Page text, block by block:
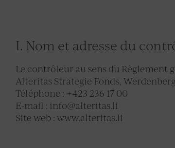
I. Nom et adresse du
Le contrôleur au sens du Règlement
Alteritas Strategie Fonds,
Téléphone : +423 236 17 00
E-mail : info@alteritas.li
Site web : www.alteritas.li